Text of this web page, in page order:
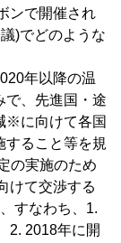
ンで開催され
)でどのような
年以降の温
で、先進国・途
※に向けて各国
すること等を規
の実施のため
けて交渉する
すなわち、1.
2. 2018年に開